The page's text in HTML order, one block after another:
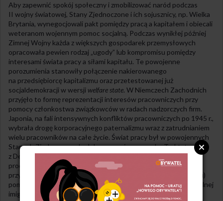
Aby zapewnić spokój społeczny i zmobilizować naród podczas
II wojny światowej, Stany Zjednoczone i ich sojusznicy, np. Wielka
Brytania, wynegocjowali pakt pomiędzy pracą a kapitałem i obiecali
weteranom wojennym pomoc socjalną. Podczas wynikłej później
Zimnej Wojny każda z większych gospodarek przemysłowych
opracowała pewien rodzaj „ugody” lub kompromisu pomiędzy
interesami świata pracy a siłami kapitału. Te powojenne
porozumienia stanowiły połączenie nakierowanego
na przedsiębiorcę kapitalizmu oraz przetestowanej już
socjaldemokracji w wersji welfare state. W Niemczech Zachodnich
przyjęło to formę reprezentacji interesów pracowniczych przy
pomocy członkostwa związkowców w radach nadzorczych firm.
Japonia, na fali intensywnych konfliktów pracowniczych po 1945 r.,
wybrała drogę korporacyjnego paternalizmu wraz z zatrudnianiem
wielu pracowników na całe życie. Świat pracy był w powojennych
Stanach Zjednoczonych słabo zorganizowany, ale „Traktat
z Detroit”, który wynegocjował porozumienie pomiędzy firmami
produkującymi samochody a związkami zawodowymi, stał się
przykładem sukcesu nieformalnej współpracy (korporacjonizmu)
pomiędzy pracą a kapitałem. Niewielki procent legalnej i nielegalnej
imigracji oraz naciski na zamężne kobiety, by opuściły szeregi